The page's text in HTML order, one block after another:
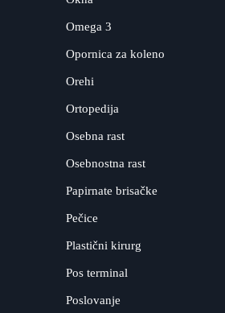
Omega 3
Opornica za koleno
Orehi
Ortopedija
Osebna rast
Osebnostna rast
Papirnate brisačke
Pečice
Plastični kirurg
Pos terminal
Poslovanje